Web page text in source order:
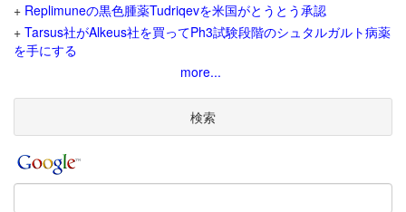
+ Replimuneの黒色腫薬Tudriqevを米国がとうとう承認
+ Tarsus社がAlkeus社を買ってPh3試験段階のシュタルガルト病薬
を手にする
more...
検索